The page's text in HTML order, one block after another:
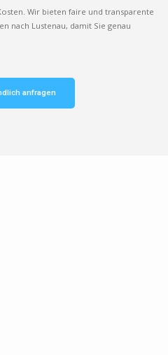
Wir bieten faire und transparente
nach Lustenau, damit Sie genau
anfragen